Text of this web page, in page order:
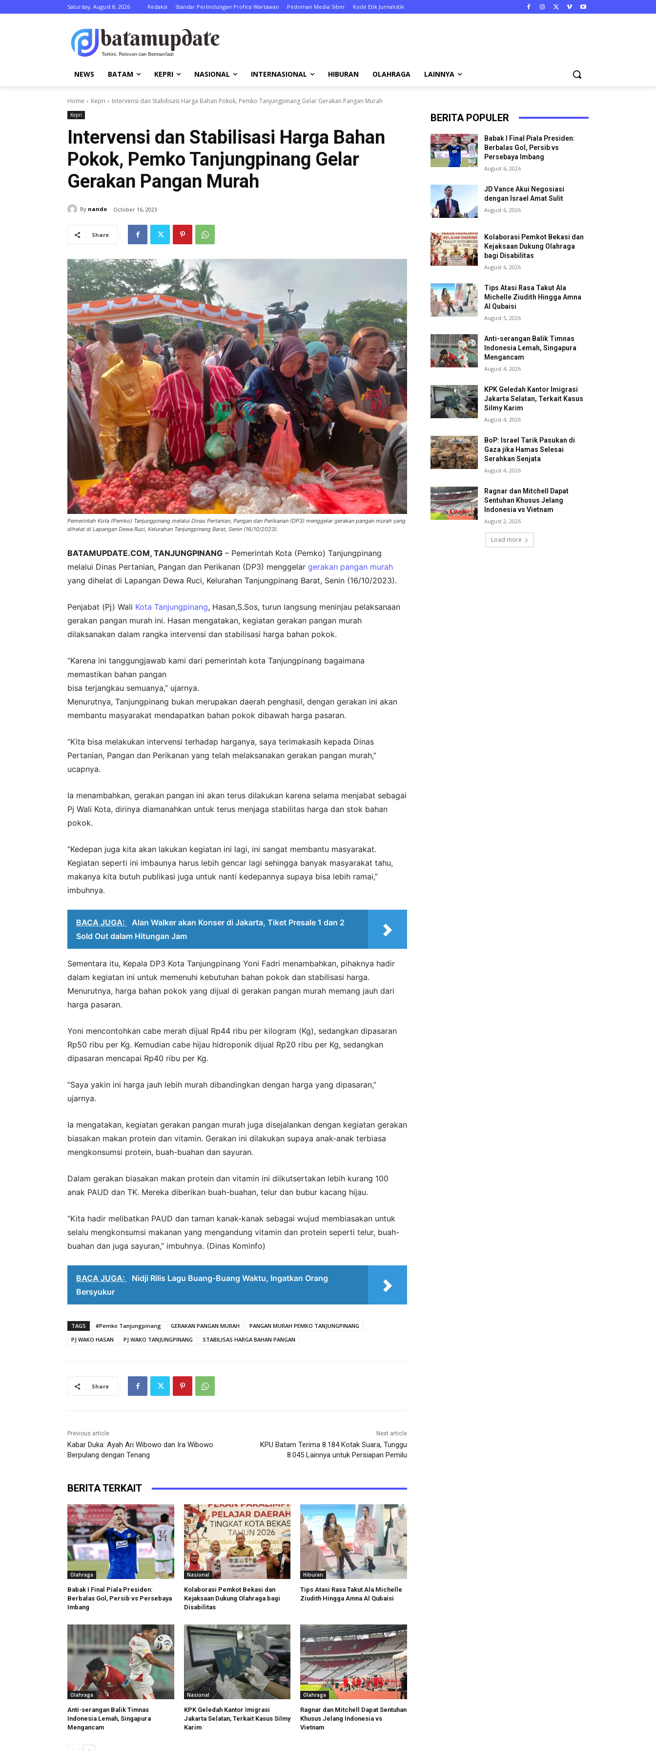
Saturday, August 8, 2026 Redaksi Standar Perlindungan Profesi Wartawan Pedoman Media Siber Kode Etik Jurnalistik
NEWS BATAM KEPRI NASIONAL INTERNASIONAL HIBURAN OLAHRAGA LAINNYA
Home Kepri Intervensi dan Stabilisasi Harga Bahan Pokok, Pemko Tanjungpinang Gelar Gerakan Pangan Murah
Kepri
Intervensi dan Stabilisasi Harga Bahan
Pokok, Pemko Tanjungpinang Gelar
Gerakan Pangan Murah
By nando October 16, 2023
Share
Pemerintah Kota (Pemko) Tanjungpinang melalui Dinas Pertanian, Pangan dan Perikanan (DP3) menggelar gerakan pangan murah yang
dihelat di Lapangan Dewa Ruci, Kelurahan Tanjungpinang Barat, Senin (16/10/2023).
BATAMUPDATE.COM, TANJUNGPINANG – Pemerintah Kota (Pemko) Tanjungpinang
melalui Dinas Pertanian, Pangan dan Perikanan (DP3) menggelar gerakan pangan murah
yang dihelat di Lapangan Dewa Ruci, Kelurahan Tanjungpinang Barat, Senin (16/10/2023).
Penjabat (Pj) Wali Kota Tanjungpinang, Hasan,S.Sos, turun langsung meninjau pelaksanaan
gerakan pangan murah ini. Hasan mengatakan, kegiatan gerakan pangan murah
dilaksanakan dalam rangka intervensi dan stabilisasi harga bahan pokok.
“Karena ini tanggungjawab kami dari pemerintah kota Tanjungpinang bagaimana
memastikan bahan pangan
bisa terjangkau semuanya,” ujarnya.
Menurutnya, Tanjungpinang bukan merupakan daerah penghasil, dengan gerakan ini akan
membantu masyarakat mendapatkan bahan pokok dibawah harga pasaran.
“Kita bisa melakukan intervensi terhadap harganya, saya terimakasih kepada Dinas
Pertanian, Pangan dan Perikanan yang telah melaksanakan gerakan pangan murah,”
ucapnya.
Ia menambahkan, gerakan pangan ini akan terus dilakukan karena selama menjabat sebagai
Pj Wali Kota, dirinya diamanahkan untuk terus menjaga stabilitas harga dan stok bahan
pokok.
“Kedepan juga kita akan lakukan kegiatan ini lagi, ini sangat membantu masyarakat.
Kegiatan seperti ini imbaunya harus lebih gencar lagi sehingga banyak masyarakat tahu,
makanya kita butuh publikasi juga untuk nanti kedepannya supaya bisa lebih ramai,”
imbuhnya.
BACA JUGA:
Alan Walker akan Konser di Jakarta, Tiket Presale 1 dan 2
Sold Out dalam Hitungan Jam
Sementara itu, Kepala DP3 Kota Tanjungpinang Yoni Fadri menambahkan, pihaknya hadir
dalam kegiatan ini untuk memenuhi kebutuhan bahan pokok dan stabilisasi harga.
Menurutnya, harga bahan pokok yang dijual di gerakan pangan murah memang jauh dari
harga pasaran.
Yoni mencontohkan cabe merah dijual Rp44 ribu per kilogram (Kg), sedangkan dipasaran
Rp50 ribu per Kg. Kemudian cabe hijau hidroponik dijual Rp20 ribu per Kg, sedangkan
dipasaran mencapai Rp40 ribu per Kg.
“Saya yakin ini harga jauh lebih murah dibandingkan dengan harga yang dipasaran,”
ujarnya.
Ia mengatakan, kegiatan gerakan pangan murah juga disejalankan dengan kegiatan gerakan
biasakan makan protein dan vitamin. Gerakan ini dilakukan supaya anak-anak terbiasa
mengkonsumsi protein, buah-buahan dan sayuran.
Dalam gerakan biasakan makan protein dan vitamin ini diikutsertakan lebih kurang 100
anak PAUD dan TK. Mereka diberikan buah-buahan, telur dan bubur kacang hijau.
“Kita hadir melibatkan PAUD dan taman kanak-kanak sebagai wujud membiasakan untuk
selalu mengkonsumsi makanan yang mengandung vitamin dan protein seperti telur, buah-
buahan dan juga sayuran,” imbuhnya. (Dinas Kominfo)
BACA JUGA:
Nidji Rilis Lagu Buang-Buang Waktu, Ingatkan Orang
Bersyukur
TAGS #Pemko Tanjungpinang GERAKAN PANGAN MURAH
PANGAN MURAH PEMKO TANJUNGPINANG
PJ WAKO HASAN
PJ WAKO TANJUNGPINANG STABILISAS HARGA BAHAN PANGAN
Share
Previous article
Kabar Duka: Ayah Ari Wibowo dan Ira Wibowo
Berpulang dengan Tenang
Next article
KPU Batam Terima 8.184 Kotak Suara, Tunggu
8.045 Lainnya untuk Persiapan Pemilu
BERITA TERKAIT
Olahraga
Babak I Final Piala Presiden:
Berbalas Gol, Persib vs Persebaya
Imbang
Nasional
Kolaborasi Pemkot Bekasi dan
Kejaksaan Dukung Olahraga bagi
Disabilitas
Hiburan
Tips Atasi Rasa Takut Ala Michelle
Ziudith Hingga Amna Al Qubaisi
Olahraga
Anti-serangan Balik Timnas
Indonesia Lemah, Singapura
Mengancam
Nasional
KPK Geledah Kantor Imigrasi
Jakarta Selatan, Terkait Kasus Silmy
Karim
Olahraga
Ragnar dan Mitchell Dapat Sentuhan
Khusus Jelang Indonesia vs
Vietnam
BERITA POPULER
Babak I Final Piala Presiden:
Berbalas Gol, Persib vs
Persebaya Imbang
August 6, 2026
JD Vance Akui Negosiasi
dengan Israel Amat Sulit
August 6, 2026
Kolaborasi Pemkot Bekasi dan
Kejaksaan Dukung Olahraga
bagi Disabilitas
August 6, 2026
Tips Atasi Rasa Takut Ala
Michelle Ziudith Hingga Amna
Al Qubaisi
August 5, 2026
Anti-serangan Balik Timnas
Indonesia Lemah, Singapura
Mengancam
August 4, 2026
KPK Geledah Kantor Imigrasi
Jakarta Selatan, Terkait Kasus
Silmy Karim
August 4, 2026
BoP: Israel Tarik Pasukan di
Gaza jika Hamas Selesai
Serahkan Senjata
August 4, 2026
Ragnar dan Mitchell Dapat
Sentuhan Khusus Jelang
Indonesia vs Vietnam
August 2, 2026
Load more